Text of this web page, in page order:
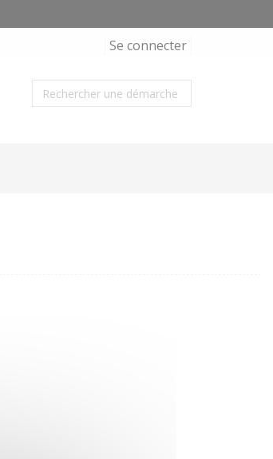
Se connecter